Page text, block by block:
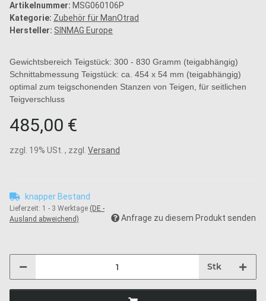
Artikelnummer: MSG060106P
Kategorie: Zubehör für ManOtrad
Hersteller: SINMAG Europe
Gewichtsbereich Teigstück: 300 - 830 Gramm (teigabhängig)
Schnittabmessung Teigstück: ca. 454 x 54 mm (teigabhängig)
optimal zum teigschonenden Stanzen von Teigen, für seitlichen
Teigverschluss
485,00 €
zzgl. 19% USt. , zzgl. Versand
knapper Bestand
Lieferzeit: 1 - 3 Werktage (DE -
Ausland abweichend)
Anfrage zu diesem Produkt senden
Stk